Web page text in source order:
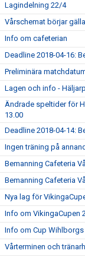
Lagindelning 22/4
Vårschemat börjar
Info om cafeterian
Deadline 2018-04-16:
Preliminära
Lagen och info -
Ändrade speltider för
13.00
Deadline 2018-04-14:
Ingen träning på
Bemanning Cafeteria
Bemanning Cafeteria
Nya lag för
Info om VikingaCupen
Info om Cup Wihlborgs
Vårterminen och